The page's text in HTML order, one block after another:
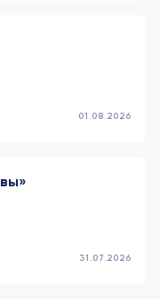
01.08.2026
31.07.2026